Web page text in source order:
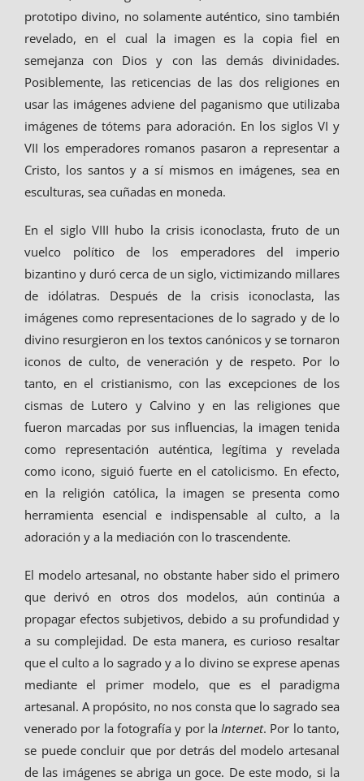
prototipo divino, no solamente auténtico, sino también
revelado, en el cual la imagen es la copia fiel en
semejanza con Dios y con las demás divinidades.
Posiblemente, las reticencias de las dos religiones en
usar las imágenes adviene del paganismo que utilizaba
imágenes de tótems para adoración. En los siglos VI y
VII los emperadores romanos pasaron a representar a
Cristo, los santos y a sí mismos en imágenes, sea en
esculturas, sea cuñadas en moneda.
En el siglo VIII hubo la crisis iconoclasta, fruto de un
vuelco político de los emperadores del imperio
bizantino y duró cerca de un siglo, victimizando millares
de idólatras. Después de la crisis iconoclasta, las
imágenes como representaciones de lo sagrado y de lo
divino resurgieron en los textos canónicos y se tornaron
iconos de culto, de veneración y de respeto. Por lo
tanto, en el cristianismo, con las excepciones de los
cismas de Lutero y Calvino y en las religiones que
fueron marcadas por sus influencias, la imagen tenida
como representación auténtica, legítima y revelada
como icono, siguió fuerte en el catolicismo. En efecto,
en la religión católica, la imagen se presenta como
herramienta esencial e indispensable al culto, a la
adoración y a la mediación con lo trascendente.
El modelo artesanal, no obstante haber sido el primero
que derivó en otros dos modelos, aún continúa a
propagar efectos subjetivos, debido a su profundidad y
a su complejidad. De esta manera, es curioso resaltar
que el culto a lo sagrado y a lo divino se exprese apenas
mediante el primer modelo, que es el paradigma
artesanal. A propósito, no nos consta que lo sagrado sea
venerado por la fotografía y por laInternet. Por lo tanto,
se puede concluir que por detrás del modelo artesanal
de las imágenes se abriga un goce. De este modo, si la